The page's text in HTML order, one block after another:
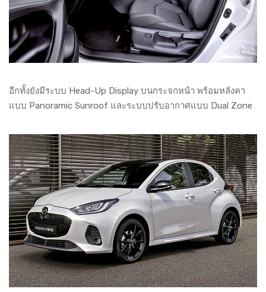
อีกทั้งยังมีระบบ Head-Up Display บนกระจกหน้า พร้อมหลังคา
แบบ Panoramic Sunroof และระบบปรับอากาศแบบ Dual Zone